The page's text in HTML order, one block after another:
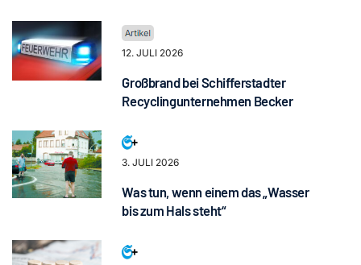
12. JULI 2026
Großbrand bei Schifferstadter
Recyclingunternehmen Becker
3. JULI 2026
Was tun, wenn einem das „Wasser
bis zum Hals steht“